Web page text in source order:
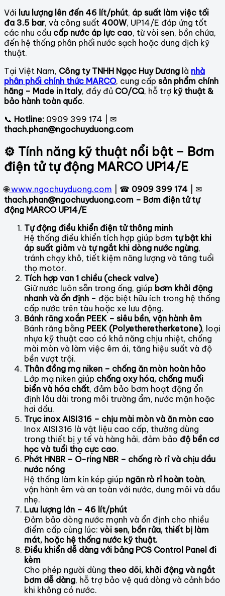
Với lưu lượng lên đến 46 lít/phút, áp suất làm việc tối
đa 3.5 bar, và công suất 400W, UP14/E đáp ứng tốt
các nhu cầu cấp nước áp lực cao, từ vòi sen, bồn chứa,
đến hệ thống phân phối nước sạch hoặc dung dịch kỹ
thuật.
Tại Việt Nam, Công ty TNHH Ngọc Huy Dương là nhà
phân phối chính thức MARCO, cung cấp sản phẩm chính
hãng – Made in Italy, đầy đủ CO/CQ, hỗ trợ kỹ thuật &
bảo hành toàn quốc.
📞 Hotline: 0909 399 174 | ✉
thach.phan@ngochuyduong.com
⚙️ Tính năng kỹ thuật nổi bật – Bơm
điện tử tự động MARCO UP14/E
🌐 www.ngochuyduong.com | ☎ 0909 399 174 | ✉
thach.phan@ngochuyduong.com – Bơm điện tử tự
động MARCO UP14/E
Tự động điều khiển điện tử thông minh
Hệ thống điều khiển tích hợp giúp bơm tự bật khi
áp suất giảm và tự ngắt khi dòng nước ngừng,
tránh chạy khô, tiết kiệm năng lượng và tăng tuổi
thọ motor.
Tích hợp van 1 chiều (check valve)
Giữ nước luôn sẵn trong ống, giúp bơm khởi động
nhanh và ổn định – đặc biệt hữu ích trong hệ thống
cấp nước trên tàu hoặc xe lưu động.
Bánh răng xoắn PEEK – siêu bền, vận hành êm
Bánh răng bằng PEEK (Polyetheretherketone), loại
nhựa kỹ thuật cao có khả năng chịu nhiệt, chống
mài mòn và làm việc êm ái, tăng hiệu suất và độ
bền vượt trội.
Thân đồng mạ niken – chống ăn mòn hoàn hảo
Lớp mạ niken giúp chống oxy hóa, chống muối
biển và hóa chất, đảm bảo bơm hoạt động ổn
định lâu dài trong môi trường ẩm, nước mặn hoặc
hơi dầu.
Trục inox AISI316 – chịu mài mòn và ăn mòn cao
Inox AISI316 là vật liệu cao cấp, thường dùng
trong thiết bị y tế và hàng hải, đảm bảo độ bền cơ
học và tuổi thọ cực cao.
Phớt HNBR – O-ring NBR – chống rò rỉ và chịu dầu
nước nóng
Hệ thống làm kín kép giúp ngăn rò rỉ hoàn toàn,
vận hành êm và an toàn với nước, dung môi và dầu
nhẹ.
Lưu lượng lớn – 46 lít/phút
Đảm bảo dòng nước mạnh và ổn định cho nhiều
điểm cấp cùng lúc: vòi sen, bồn rửa, thiết bị làm
mát, hoặc hệ thống nước kỹ thuật.
Điều khiển dễ dàng với bảng PCS Control Panel đi
kèm
Cho phép người dùng theo dõi, khởi động và ngắt
bơm dễ dàng, hỗ trợ bảo vệ quá dòng và cảnh báo
khi không có nước.